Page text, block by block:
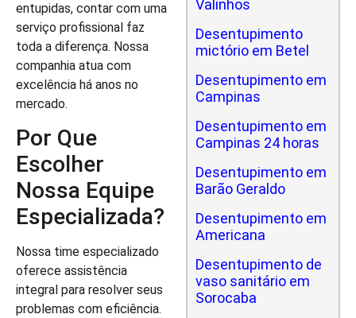
entupidas, contar com uma
serviço profissional faz
toda a diferença. Nossa
companhia atua com
excelência há anos no
mercado.
Por Que
Escolher
Nossa Equipe
Especializada?
Nossa time especializado
oferece assistência
integral para resolver seus
problemas com eficiência.
Valinhos
Desentupimento
mictório em Betel
Desentupimento em
Campinas
Desentupimento em
Campinas 24 horas
Desentupimento em
Barão Geraldo
Desentupimento em
Americana
Desentupimento de
vaso sanitário em
Sorocaba